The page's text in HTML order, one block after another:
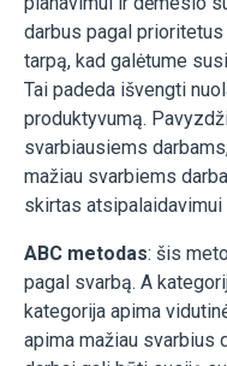
darbus pagal
tarpą, kad galėtume
Tai padeda išvengti
produktyvumą.
svarbiausiems
mažiau svarbiems
skirtas
ABC metodas: šis
pagal svarbą. A
kategorija apima
apima mažiau svarbius